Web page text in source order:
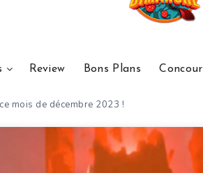
Review Bons Plans
mois de décembre 2023 !